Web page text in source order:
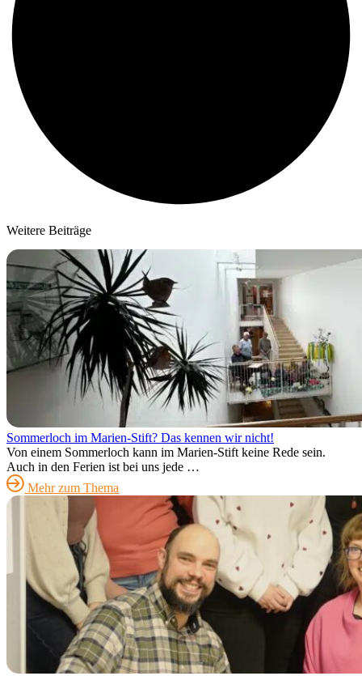
Weitere Beiträge
Sommerloch im Marien-Stift? Das kennen wir nicht!
Von einem Sommerloch kann im Marien-Stift keine Rede sein.
Auch in den Ferien ist bei uns jede …
Mehr zum Thema